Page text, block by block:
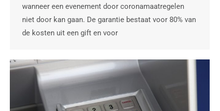
wanneer een evenement door coronamaatregelen
niet door kan gaan. De garantie bestaat voor 80% van
de kosten uit een gift en voor